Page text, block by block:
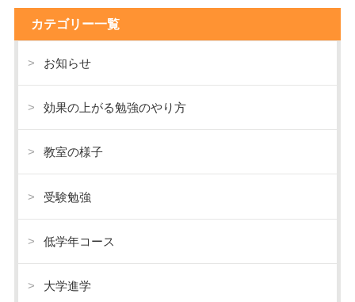
カテゴリー一覧
お知らせ
効果の上がる勉強のやり方
教室の様子
受験勉強
低学年コース
大学進学